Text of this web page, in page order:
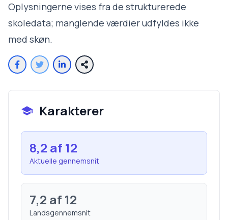
Oplysningerne vises fra de strukturerede
skoledata; manglende værdier udfyldes ikke
med skøn.
Karakterer
8,2 af 12
Aktuelle gennemsnit
7,2 af 12
Landsgennemsnit